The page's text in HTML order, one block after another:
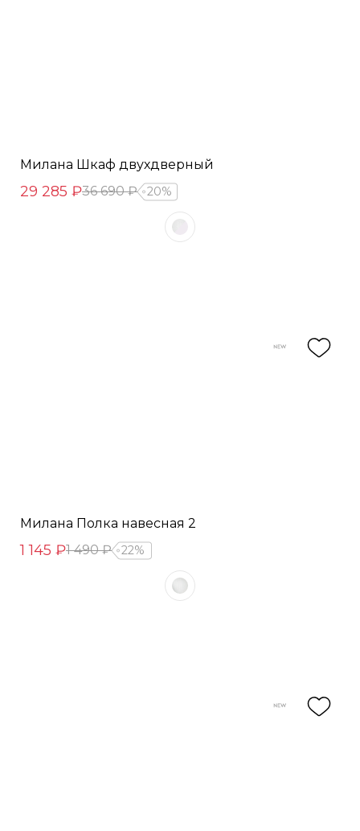
Милана Шкаф двухдверный
29 285 ₽36 690 ₽ 20%
Милана Полка навесная 2
1 145 ₽1 490 ₽ 22%